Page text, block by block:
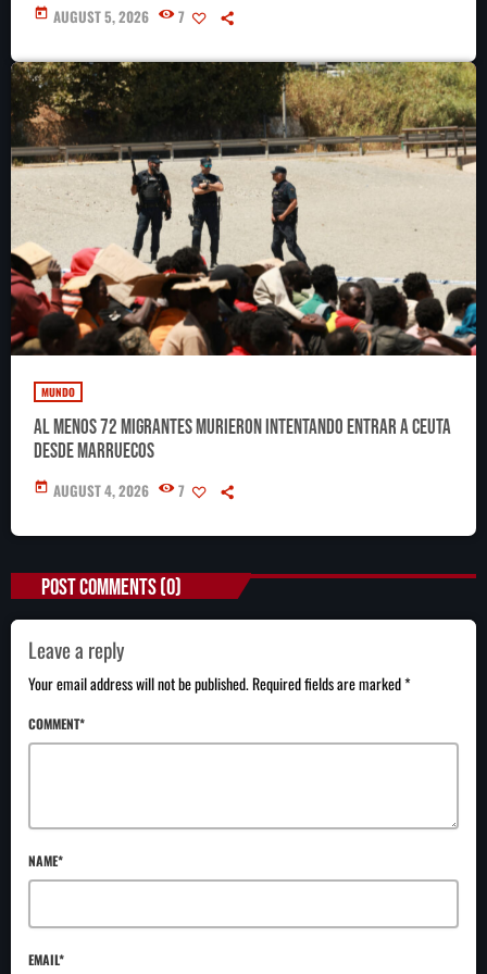
Concacaf
today AUGUST 5, 2026 7
MUNDO
Al menos 72 migrantes murieron intentando entrar a Ceuta
desde Marruecos
today AUGUST 4, 2026 7
POST COMMENTS (0)
Leave a reply
Your email address will not be published. Required fields are marked *
COMMENT*
NAME*
EMAIL*